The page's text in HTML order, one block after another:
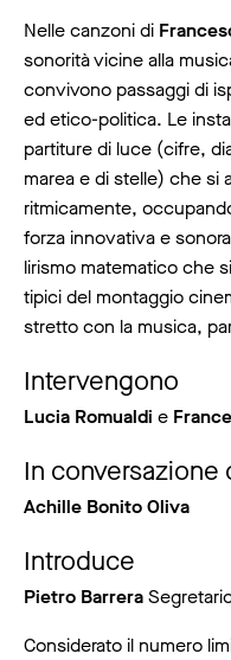
Nelle canzoni di
sonorità vicine alla
convivono passaggi di
ed etico-politica. Le
partiture di luce (cifre,
marea e di stelle) che
ritmicamente,
forza innovativa e
lirismo matematico che
tipici del montaggio
stretto con la musica,
Intervengono
Lucia Romualdi e
In conversazione
Achille Bonito Oliva
Introduce
Pietro Barrera
Considerato il numero